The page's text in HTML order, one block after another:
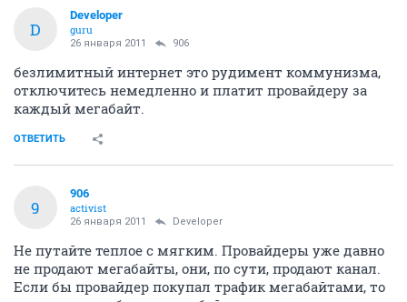
D
Developer
guru
26 января 2011 906
безлимитный интернет это рудимент коммунизма,
отключитесь немедленно и платит провайдеру за
каждый мегабайт.
ОТВЕТИТЬ
9
906
activist
26 января 2011 Developer
Не путайте теплое с мягким. Провайдеры уже давно
не продают мегабайты, они, по сути, продают канал.
Если бы провайдер покупал трафик мегабайтами, то